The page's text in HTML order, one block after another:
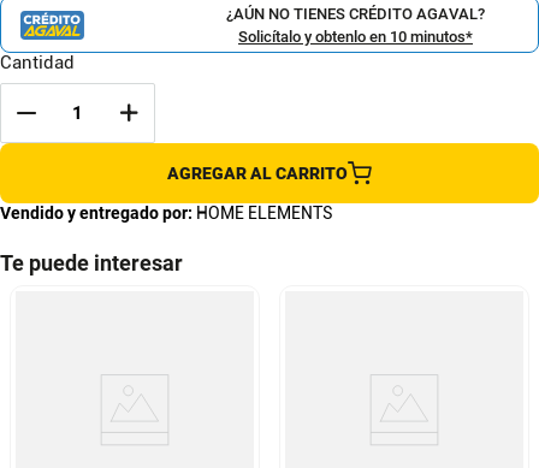
¿AÚN NO TIENES CRÉDITO AGAVAL?
Solicítalo y obtenlo en 10 minutos*
Cantidad
AGREGAR AL CARRITO
Vendido y entregado por: HOME ELEMENTS
Te puede interesar